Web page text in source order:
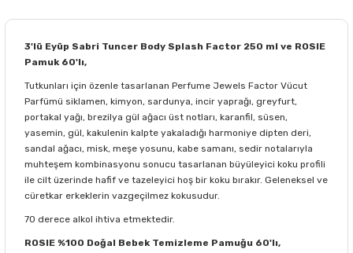
3'lü Eyüp Sabri Tuncer Body Splash Factor 250 ml ve ROSIE
Pamuk 60'lı,
Tutkunları için özenle tasarlanan Perfume Jewels Factor Vücut
Parfümü siklamen, kimyon, sardunya, incir yaprağı, greyfurt,
portakal yağı, brezilya gül ağacı üst notları, karanfil, süsen,
yasemin, gül, kakulenin kalpte yakaladığı harmoniye dipten deri,
sandal ağacı, misk, meşe yosunu, kabe samanı, sedir notalarıyla
muhteşem kombinasyonu sonucu tasarlanan büyüleyici koku profili
ile cilt üzerinde hafif ve tazeleyici hoş bir koku bırakır. Geleneksel ve
cüretkar erkeklerin vazgeçilmez kokusudur.
70 derece alkol ihtiva etmektedir.
ROSIE %100 Doğal Bebek Temizleme Pamuğu 60'lı,